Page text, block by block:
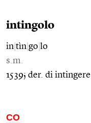
intingolo
in tìn go lo
s.m.
1539; der. di
CO